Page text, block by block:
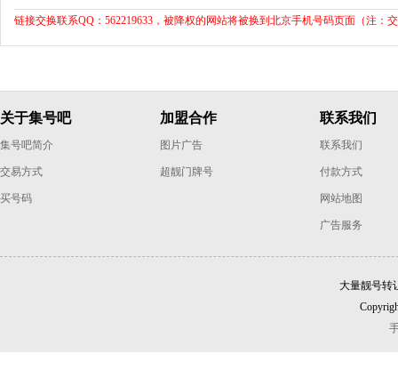
链接交换联系QQ：562219633，被降权的网站将被换到北京手机号码页面（注：
关于集号吧
集号吧简介
交易方式
买号码
加盟合作
图片广告
超靓门牌号
联系我们
联系我们
付款方式
网站地图
广告服务
大量靓号转